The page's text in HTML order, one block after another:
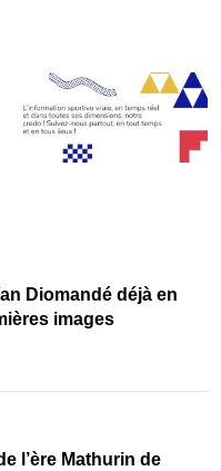
Diomandé déjà en
images
l’ère Mathurin de